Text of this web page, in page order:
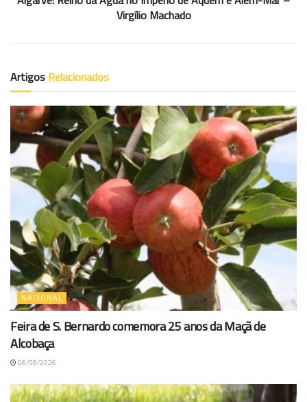
Virgílio Machado
Artigos Relacionados
NACIONAL
Feira de S. Bernardo comemora 25 anos da Maçã de
Alcobaça
06/08/2026